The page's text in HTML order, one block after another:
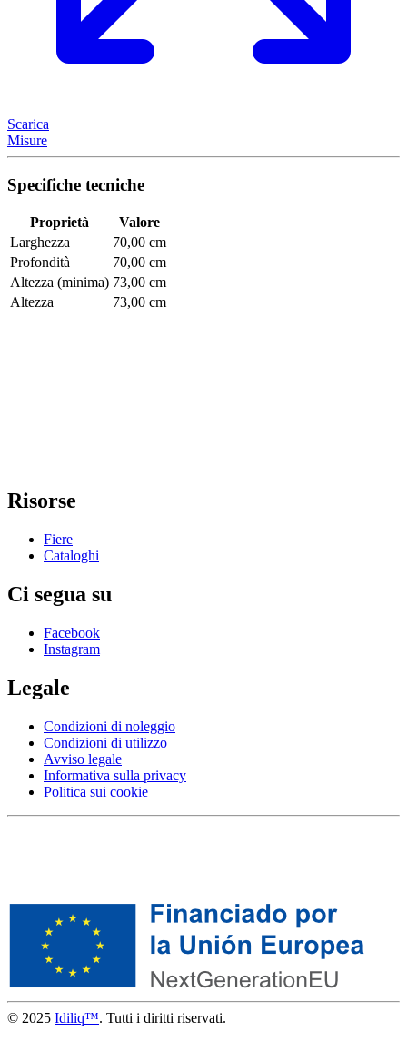
Scarica
Misure
Specifiche tecniche
Proprietà
Valore
Larghezza
70,00 cm
Profondità
70,00 cm
Altezza (minima) 73,00 cm
Altezza
73,00 cm
Risorse
Fiere
Cataloghi
Ci segua su
Facebook
Instagram
Legale
Condizioni di noleggio
Condizioni di utilizzo
Avviso legale
Informativa sulla privacy
Politica sui cookie
© 2025 Idiliq™. Tutti i diritti riservati.